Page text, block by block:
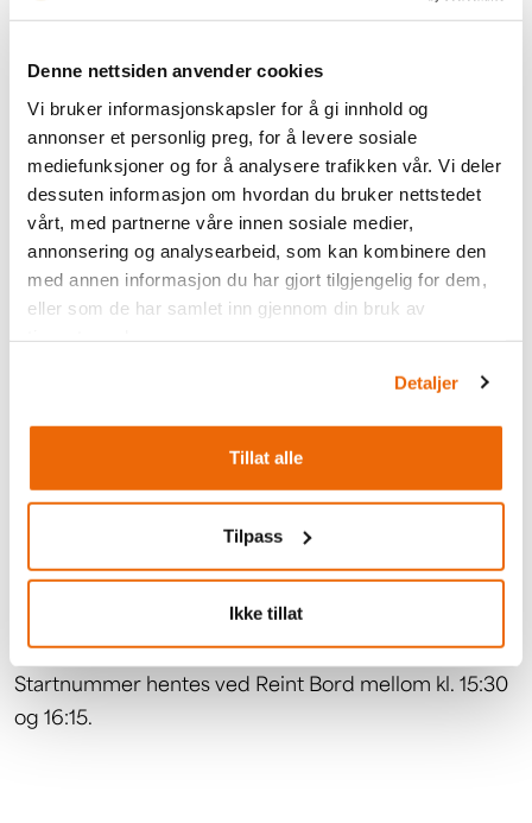
Denne nettsiden anvender cookies
Vi bruker informasjonskapsler for å gi innhold og
annonser et personlig preg, for å levere sosiale
mediefunksjoner og for å analysere trafikken vår. Vi deler
dessuten informasjon om hvordan du bruker nettstedet
vårt, med partnerne våre innen sosiale medier,
annonsering og analysearbeid, som kan kombinere den
med annen informasjon du har gjort tilgjengelig for dem,
eller som de har samlet inn gjennom din bruk av
Detaljer
Tillat alle
Tilpass
Ikke tillat
kl. 15:30–16:15 ved Reint Bord.
Rennstart:kl. 16:30 (start ved Tørisheisen).
Det blir premier til alle deltakere, med ekstra fine
premier til pallvinnerne i hver klasse. Årdalsnett stiller
med premier til samtlige deltakere, mens Intersport
Filefjell bidrar med flotte premier til pallplassene.
Påmelding og praktisk info:
Deltakelse er gratis, men krever påmelding i skjemaet
under. Fyll ut ett skjema for hver deltaker. Ved
Startnummer hentes ved Reint Bord mellom kl. 15:30
og 16:15.